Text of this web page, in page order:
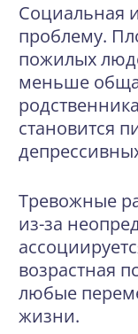
Социальная
проблему.
пожилых
меньше
становится
Тревожные
из-за
возрастная
любые
жизни.